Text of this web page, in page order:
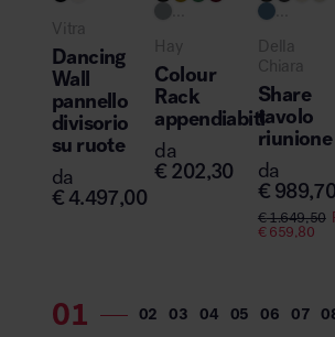
Vitra
Dancing
Wall
pannello
divisorio
su ruote
da
€ 4.497,00
Hay
Colour
Rack
appendiabiti
da
€ 202,30
...
Della
Chiara
Share
tavolo
riunione
da
€ 989,70
€1.649,50
€659,80